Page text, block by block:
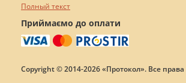
Полный текст
Приймаємо до оплати
Copyright © 2014-2026 «Протокол». Все